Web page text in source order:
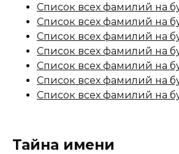
Список всех фамилий на
Список всех фамилий на
Список всех фамилий на
Список всех фамилий на
Список всех фамилий на
Список всех фамилий на
Список всех фамилий на
Тайна имени